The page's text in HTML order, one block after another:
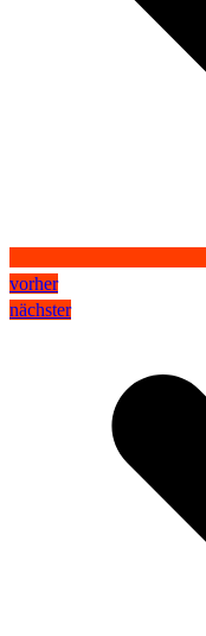
vorher
nächster